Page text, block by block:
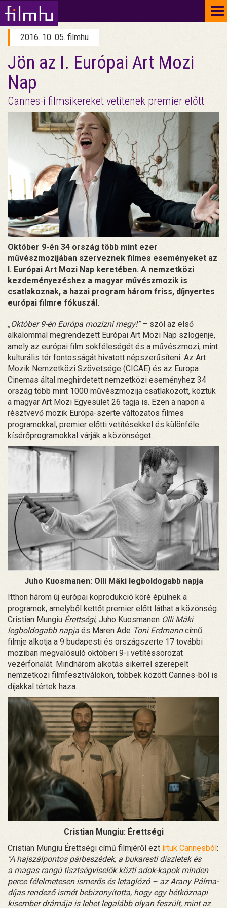
2016. 10. 05. filmhu
Jön az I. Európai Art Mozi
Nap
Cannes-i filmsikereket vetítenek premier előtt
Október 9-én 34 ország több mint ezer
művészmozijában szerveznek filmes eseményeket az
I. Európai Art Mozi Nap keretében. A nemzetközi
kezdeményezéshez a magyar művészmozik is
csatlakoznak, a hazai program három friss, díjnyertes
európai filmre fókuszál.
„Október 9-én Európa mozizni megy!”– szól az első
alkalommal megrendezett Európai Art Mozi Nap szlogenje,
amely az európai film sokféleségét és a művészmozi, mint
kulturális tér fontosságát hivatott népszerűsíteni. Az Art
Mozik Nemzetközi Szövetsége (CICAE) és az Europa
Cinemas által meghirdetett nemzetközi eseményhez 34
ország több mint 1000 művészmozija csatlakozott, köztük
a magyar Art Mozi Egyesület 26 tagja is. Ezen a napon a
résztvevő mozik Európa-szerte változatos filmes
programokkal, premier előtti vetítésekkel és különféle
kísérőprogramokkal várják a közönséget.
Juho Kuosmanen: Olli Mäki legboldogabb napja
Itthon három új európai koprodukció köré épülnek a
programok, amelyből kettőt premier előtt láthat a közönség.
Cristian Mungiu Érettségi, Juho Kuosmanen Olli Mäki
legboldogabb napja és Maren Ade Toni Erdmanncímű
filmje alkotja a 9 budapesti és országszerte 17 további
moziban megvalósuló októberi 9-i vetítéssorozat
vezérfonalát. Mindhárom alkotás sikerrel szerepelt
nemzetközi filmfesztiválokon, többek között Cannes-ból is
díjakkal tértek haza.
Cristian Mungiu: Érettségi
Cristian Mungiu Érettségi című filmjéről ezt írtuk Cannesból:
"A hajszálpontos párbeszédek, a bukaresti díszletek és
a magas rangú tisztségviselők közti adok-kapok minden
perce félelmetesen ismerős és letaglózó – az Arany Pálma-
díjas rendező ismét bebizonyította, hogy egy hétköznapi
kisember drámája is lehet legalább olyan feszült, mint az